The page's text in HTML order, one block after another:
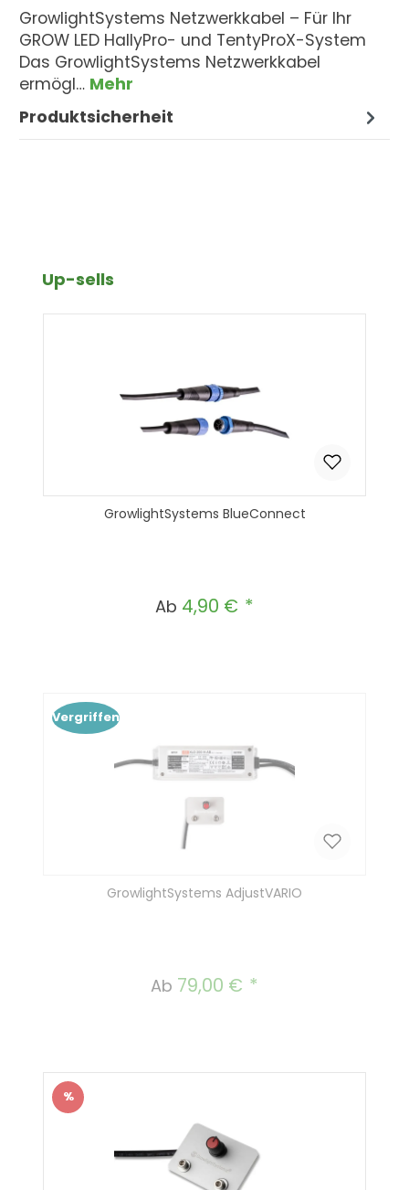
GrowlightSystems Netzwerkkabel – Für Ihr
GROW LED HallyPro- und TentyProX-System
Das GrowlightSystems Netzwerkkabel
ermögl… Mehr
Produktsicherheit
Produktgalerie überspringen
Up-sells
GrowlightSystems BlueConnect
Regulärer Preis:
Ab 4,90 €
Vergriffen
GrowlightSystems AdjustVARIO
Regulärer Preis:
Ab 79,00 €
Rabatt
%